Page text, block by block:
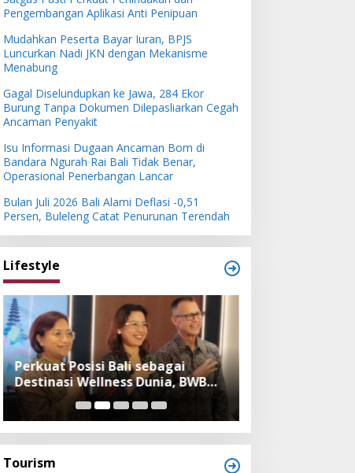
Pengembangan Aplikasi Anti Penipuan
Mudahkan Peserta Bayar Iuran, BPJS
Luncurkan Nadi JKN dengan Mekanisme
Menabung
Gagal Diselundupkan ke Jawa, 284 Ekor
Burung Tanpa Dokumen Dilepasliarkan Cegah
Ancaman Penyakit
Isu Informasi Dugaan Ancaman Bom di
Bandara Ngurah Rai Bali Tidak Benar,
Operasional Penerbangan Lancar
Bulan Juli 2026 Bali Alami Deflasi -0,51
Persen, Buleleng Catat Penurunan Terendah
Lifestyle
Perkuat Posisi Bali sebagai
Destinasi Wellness Dunia, BWB
Expo 2026 Hadirkan Exhibitor
Nasional dan Global
Tourism